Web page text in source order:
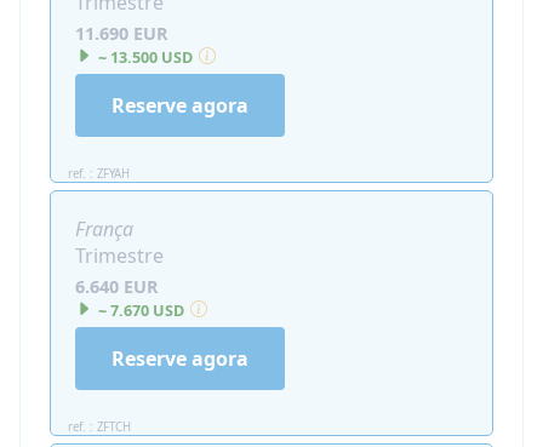
11.690 EUR
~ 13.500 USD
ref. : ZFYAH
Reserve agora
França
Trimestre
6.640 EUR
~ 7.670 USD
ref. : ZFTCH
Reserve agora